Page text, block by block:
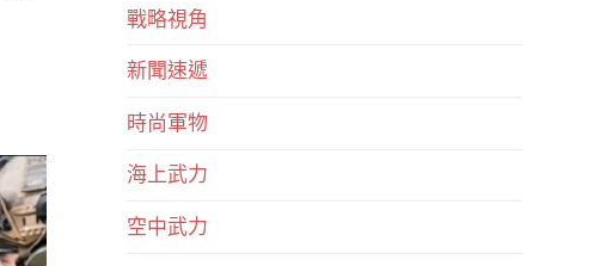
戰略視角
新聞速遞
時尚軍物
海上武力
空中武力